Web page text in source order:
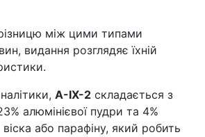
між цими типами
видання розглядяє їхній
A-IX-2 складається з
алюмінієвої пудри та 4%
або парафіну, який робить